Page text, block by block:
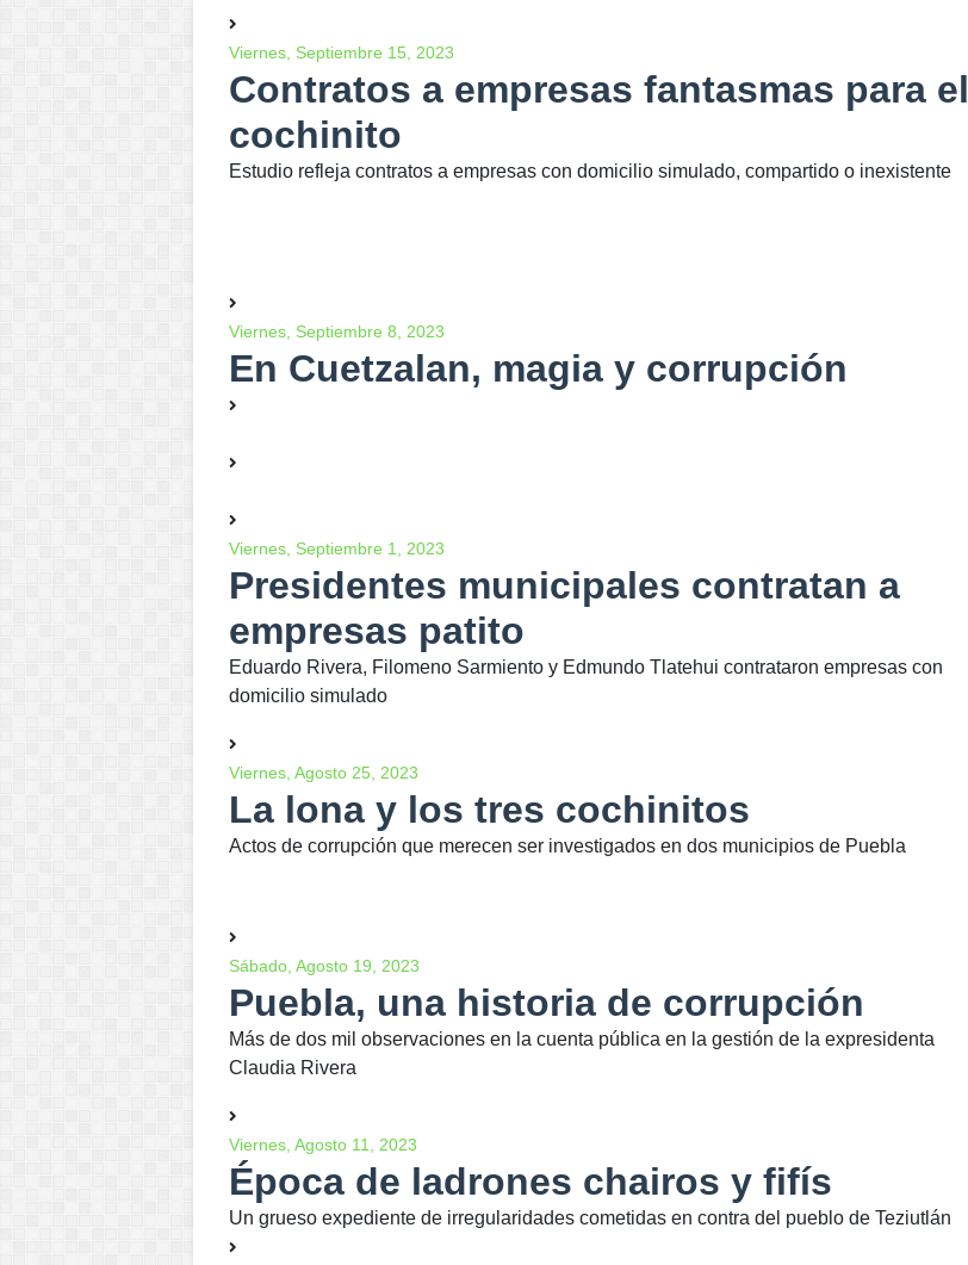
Viernes, Septiembre 15, 2023
Contratos a empresas fantasmas para el
cochinito
Estudio refleja contratos a empresas con domicilio simulado, compartido o inexistente
Viernes, Septiembre 8, 2023
En Cuetzalan, magia y corrupción
Viernes, Septiembre 1, 2023
Presidentes municipales contratan a
empresas patito
Eduardo Rivera, Filomeno Sarmiento y Edmundo Tlatehui contrataron empresas con
domicilio simulado
Viernes, Agosto 25, 2023
La lona y los tres cochinitos
Actos de corrupción que merecen ser investigados en dos municipios de Puebla
Sábado, Agosto 19, 2023
Puebla, una historia de corrupción
Más de dos mil observaciones en la cuenta pública en la gestión de la expresidenta
Claudia Rivera
Viernes, Agosto 11, 2023
Época de ladrones chairos y fifís
Un grueso expediente de irregularidades cometidas en contra del pueblo de Teziutlán